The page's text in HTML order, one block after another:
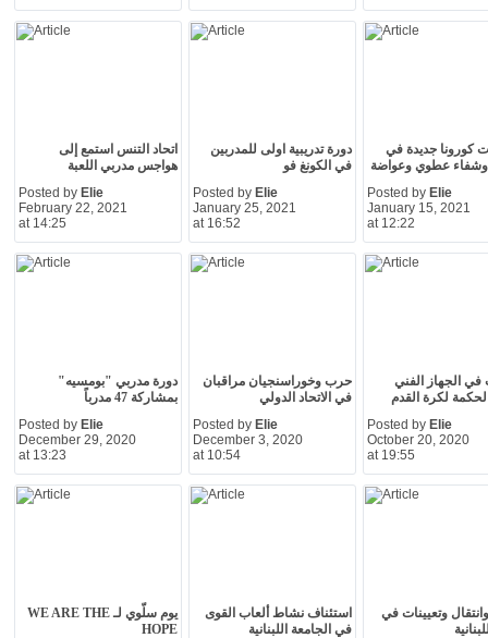
اتحاد التنس استمع إلى
هواجس مدربي اللعبة
Posted by Elie
February 22, 2021
at 14:25
دورة تدريبية اولى للمدربين
في الكونغ فو
Posted by Elie
January 25, 2021
at 16:52
كورونا جديدة في
وشفاء عطوي وعواضة
Posted by Elie
January 15, 2021
at 12:22
دورة مدربي "بومسيه"
بمشاركة 47 مدرباً
Posted by Elie
December 29, 2020
at 13:23
حرب وخوراسنجيان مراقبان
في الاتحاد الدولي
Posted by Elie
December 3, 2020
at 10:54
في الجهاز الفني
لكرة القدم
Posted by Elie
October 20, 2020
at 19:55
يوم سلّوي لـ WE ARE THE
HOPE
استئناف نشاط ألعاب القوى
في الجامعة اللبنانية
وتعيينات في